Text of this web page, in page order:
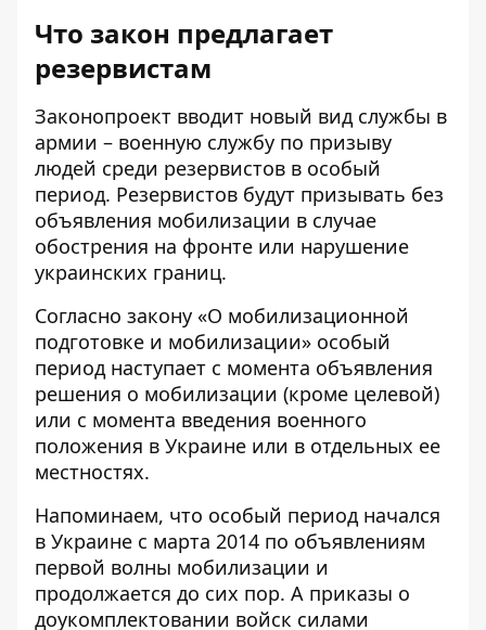
Что закон предлагает
резервистам
Законопроект вводит новый вид службы в
армии – военную службу по призыву
людей среди резервистов в особый
период. Резервистов будут призывать без
объявления мобилизации в случае
обострения на фронте или нарушение
украинских границ.
Согласно закону «О мобилизационной
подготовке и мобилизации» особый
период наступает с момента объявления
решения о мобилизации (кроме целевой)
или с момента введения военного
положения в Украине или в отдельных ее
местностях.
Напоминаем, что особый период начался
в Украине с марта 2014 по объявлениям
первой волны мобилизации и
продолжается до сих пор. А приказы о
доукомплектовании войск силами